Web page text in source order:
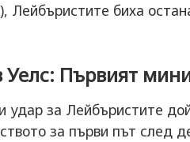
Лейбъристите биха
Първият
удар за Лейбъристите
за първи път след